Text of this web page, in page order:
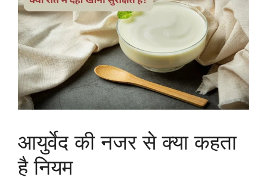
आयुर्वेद की नजर से क्या कहता
है नियम